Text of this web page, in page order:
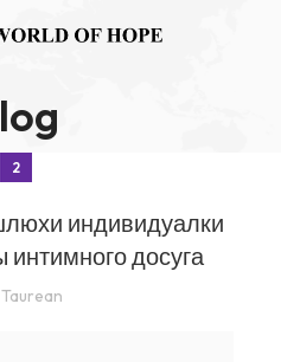
2
индивидуалки
интимного досуга
Taurean